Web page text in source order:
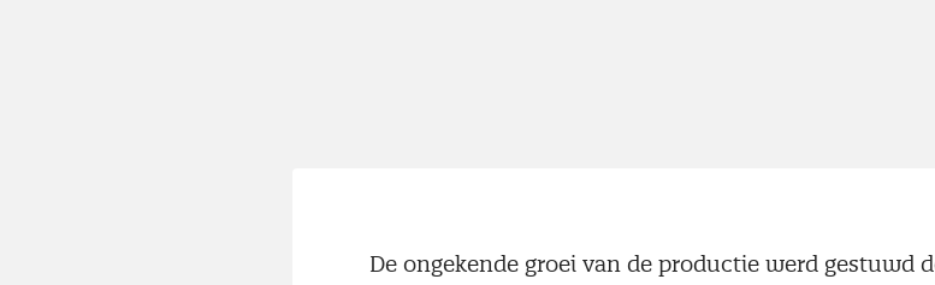
De ongekende groei van de productie werd gestuwd